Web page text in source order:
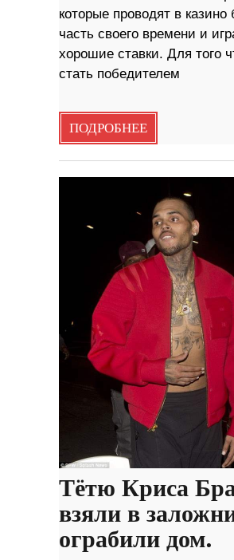
которые проводят в
часть своего времени и
хорошие ставки. Для того
стать победителем
ПОДРОБНЕЕ
Тётю Криса
взяли в
ограбили дом.